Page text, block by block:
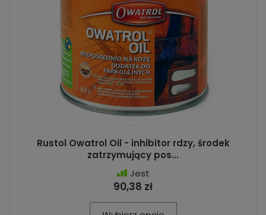
Rustol Owatrol Oil - inhibitor rdzy, środek
zatrzymujący pos...
Jest
90,38 zł